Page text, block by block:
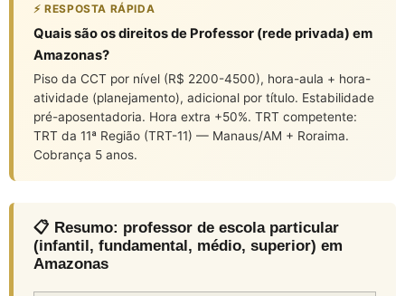
⚡ RESPOSTA RÁPIDA
Quais são os direitos de Professor (rede privada) em
Amazonas?
Piso da CCT por nível (R$ 2200-4500), hora-aula + hora-
atividade (planejamento), adicional por título. Estabilidade
pré-aposentadoria. Hora extra +50%. TRT competente:
TRT da 11ª Região (TRT-11) — Manaus/AM + Roraima.
Cobrança 5 anos.
📋 Resumo: professor de escola particular
(infantil, fundamental, médio, superior) em
Amazonas